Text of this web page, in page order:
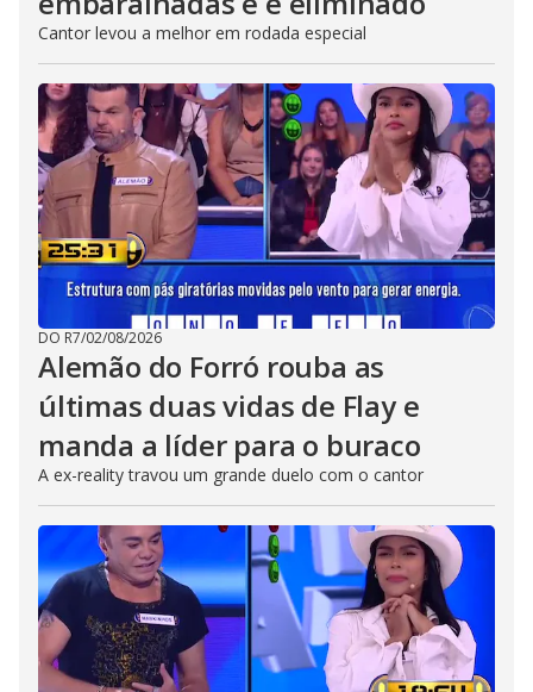
Cantor levou a melhor em rodada especial
DO R7/02/08/2026
Alemão do Forró rouba as
últimas duas vidas de Flay e
manda a líder para o buraco
A ex-reality travou um grande duelo com o cantor